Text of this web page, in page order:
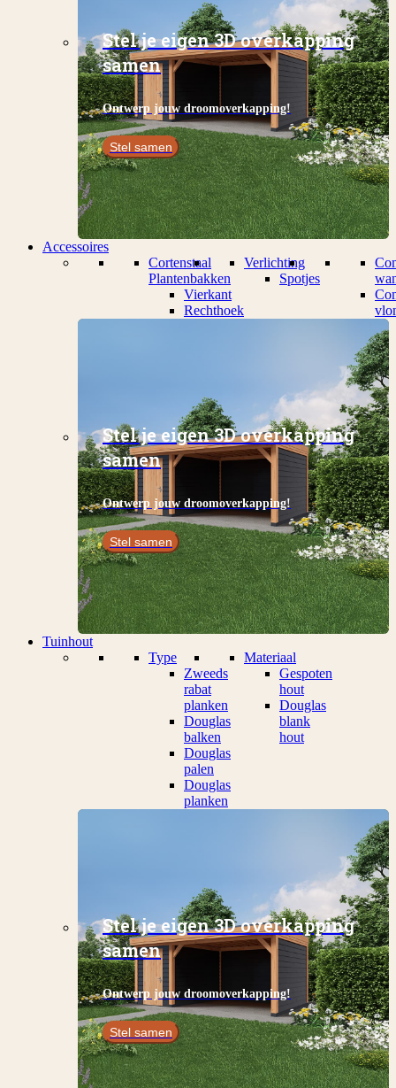
Stel je eigen 3D overkapping
samen
Ontwerp jouw droomoverkapping!
Stel samen
Accessoires
Cortenstaal
Plantenbakken
Vierkant
Rechthoek
Verlichting
Spotjes
Stel je eigen 3D overkapping
samen
Ontwerp jouw droomoverkapping!
Stel samen
Tuinhout
Type
Zweeds
rabat
planken
Douglas
balken
Douglas
palen
Douglas
planken
Materiaal
Gespoten
hout
Douglas
blank
hout
Stel je eigen 3D overkapping
samen
Ontwerp jouw droomoverkapping!
Stel samen